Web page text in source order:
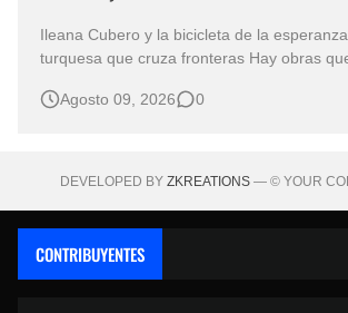
Ileana Cubero y la bicicleta de la
turquesa que cruza fronteras Hay obras que no necesitan
mundo reconocible. En Noche turqueza, de
Agosto 09, 2026 0
DEVELOPED BY ZKREATIONS— © YOUR
CONTRIBUYENTES